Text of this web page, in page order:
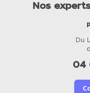
Nos
Du
04